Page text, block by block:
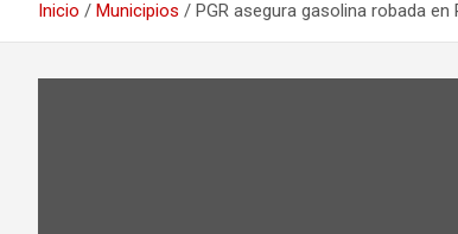
Inicio Municipios PGR asegura gasolina robada en